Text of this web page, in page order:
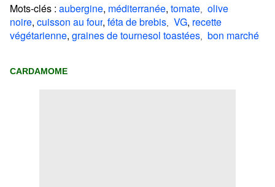
Mots-clés : aubergine, méditerranée, tomate olive
noire, cuisson au four, féta de brebis VG, recette
végétarienne, graines de tournesol toastées bon marché
CARDAMOME